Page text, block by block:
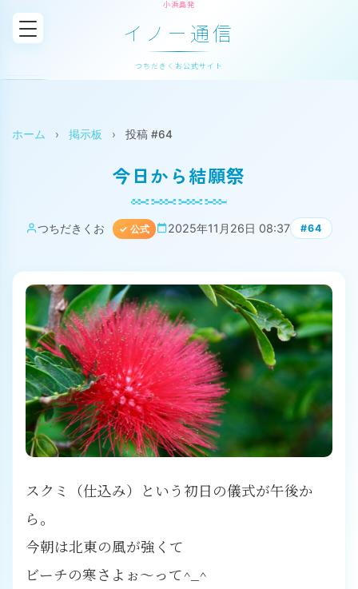
小浜島発
イノー通信
つちだきくお公式サイト
ホーム › 掲示板 › 投稿 #64
今日から結願祭
つちだきくお ✓ 公式 2025年11月26日 08:37 #64
スクミ（仕込み）という初日の儀式が午後か
ら。
今朝は北東の風が強くて
ビーチの寒さよぉ〜って^_^